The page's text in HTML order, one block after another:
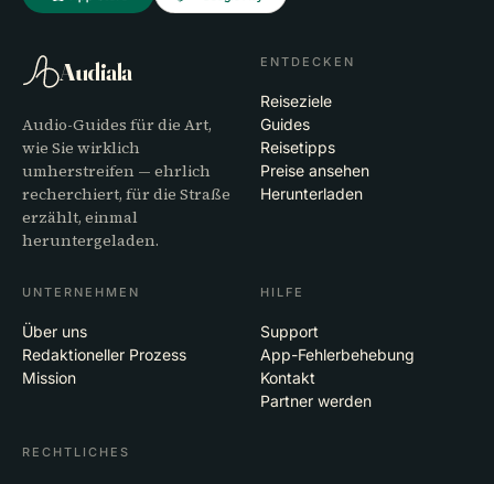
Audiala
Audio-Guides für die Art,
wie Sie wirklich
umherstreifen — ehrlich
recherchiert, für die Straße
erzählt, einmal
heruntergeladen.
ENTDECKEN
Reiseziele
Guides
Reisetipps
Preise ansehen
Herunterladen
UNTERNEHMEN
Über uns
Redaktioneller Prozess
Mission
HILFE
Support
App-Fehlerbehebung
Kontakt
Partner werden
RECHTLICHES